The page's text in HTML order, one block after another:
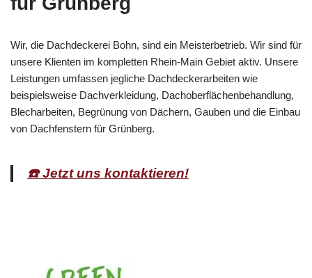
Wir, die Dachdeckerei Bohn, sind ein Meisterbetrieb. Wir sind für
unsere Klienten im kompletten Rhein-Main Gebiet aktiv. Unsere
Leistungen umfassen jegliche Dachdeckerarbeiten wie
beispielsweise Dachverkleidung, Dachoberflächenbehandlung,
Blecharbeiten, Begrünung von Dächern, Gauben und die Einbau
von Dachfenstern für Grünberg.
☎️ Jetzt uns kontaktieren!